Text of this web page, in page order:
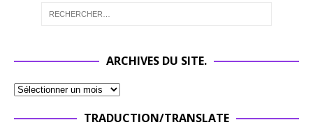
ARCHIVES DU SITE.
TRADUCTION/TRANSLATE